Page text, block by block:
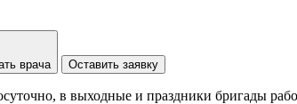
врача Оставить заявку
в выходные и праздники бригады